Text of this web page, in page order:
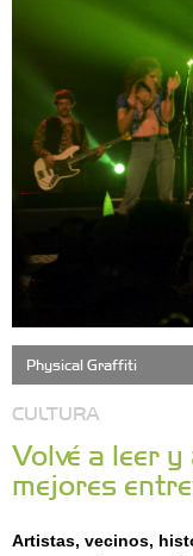
Physical Graffiti
CULTURA
Volvé a leer
mejores
Artistas, vecinos,